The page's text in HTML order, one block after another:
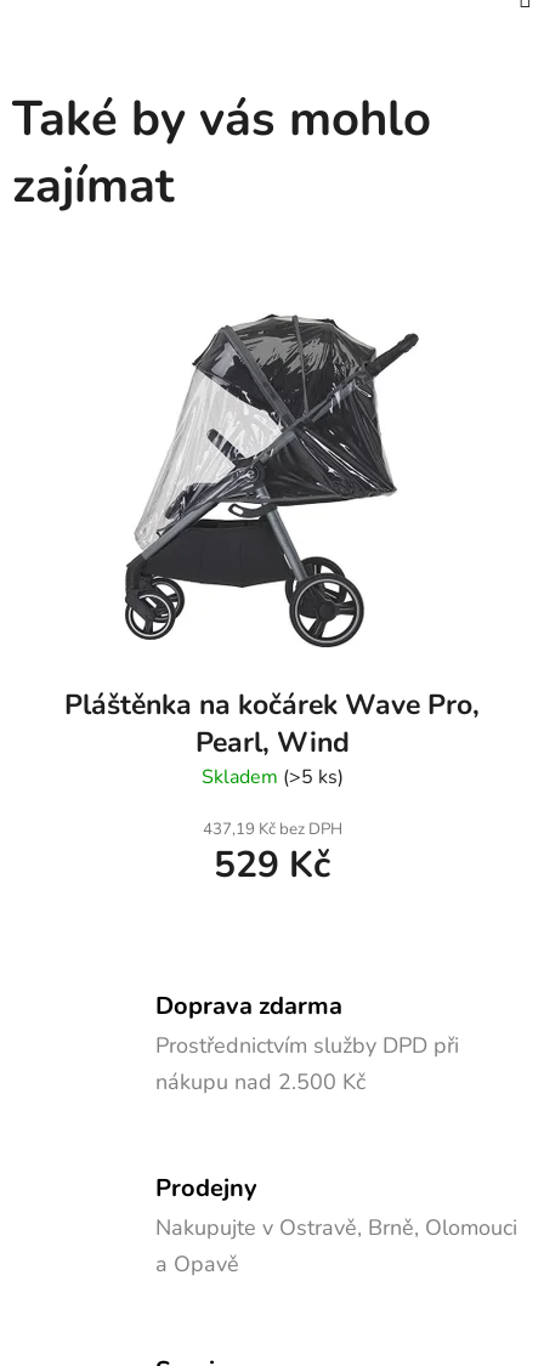
Také by vás mohlo
zajímat
Pláštěnka na kočárek Wave Pro,
Pearl, Wind
Skladem (>5 ks)
437,19 Kč bez DPH
529 Kč
Doprava zdarma
Prostřednictvím služby DPD při
nákupu nad 2.500 Kč
Prodejny
Nakupujte v Ostravě, Brně, Olomouci
a Opavě